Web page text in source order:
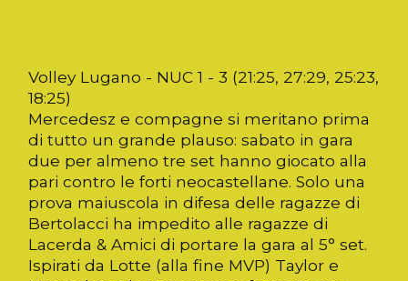
Volley Lugano - NUC 1 - 3 (21:25, 27:29, 25:23,
18:25)
Mercedesz e compagne si meritano prima
di tutto un grande plauso: sabato in gara
due per almeno tre set hanno giocato alla
pari contro le forti neocastellane. Solo una
prova maiuscola in difesa delle ragazze di
Bertolacci ha impedito alle ragazze di
Lacerda & Amici di portare la gara al 5° set.
Ispirati da Lotte (alla fine MVP) Taylor e